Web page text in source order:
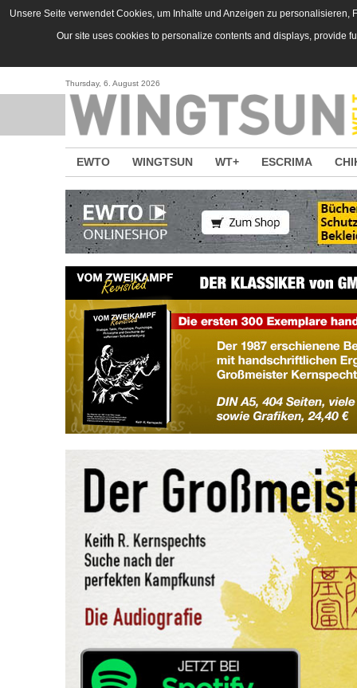
Direkt zum Inhalt
Unsere Seite verwendet Cookies, um Inhalte und Anzeigen zu
Our site uses cookies to personalize contents and displays, provide
Thursday, 6. August 2026
EWTO WINGTSUN WT+ ESCRIMA